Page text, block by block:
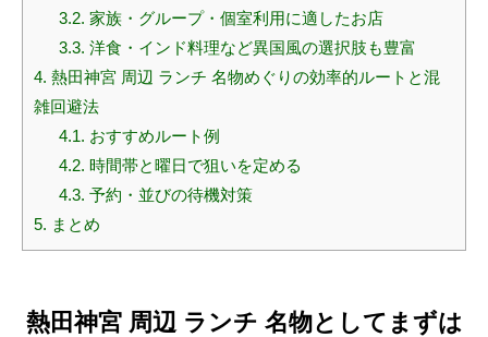
3.2. 家族・グループ・個室利用に適したお店
3.3. 洋食・インド料理など異国風の選択肢も豊富
4. 熱田神宮 周辺 ランチ 名物めぐりの効率的ルートと混
雑回避法
4.1. おすすめルート例
4.2. 時間帯と曜日で狙いを定める
4.3. 予約・並びの待機対策
5. まとめ
熱田神宮 周辺 ランチ 名物としてまずは